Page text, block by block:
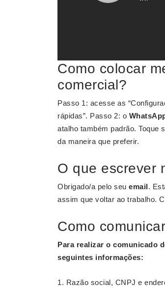
Como colocar
comercial?
Passo 1: acesse as
rápidas”. Passo 2: o
atalho também padrão. Toque
da maneira que preferir.
O que escrever
Obrigado/a pelo seu email.
assim que voltar ao trabalho.
Como
Para realizar o comunicado
seguintes informações:
Razão social, CNPJ e